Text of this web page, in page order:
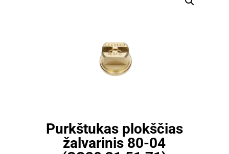
Purkštukas plokščias
žalvarinis 80-04